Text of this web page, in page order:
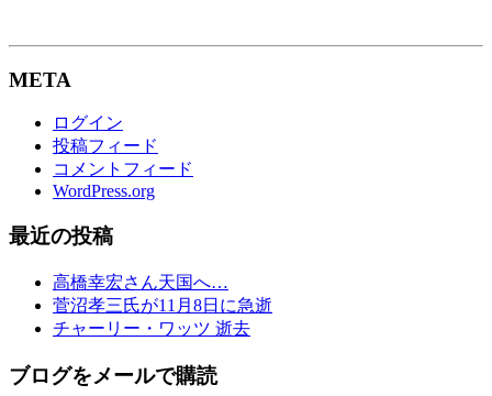
META
ログイン
投稿フィード
コメントフィード
WordPress.org
最近の投稿
高橋幸宏さん天国へ…
菅沼孝三氏が11月8日に急逝
チャーリー・ワッツ 逝去
ブログをメールで購読